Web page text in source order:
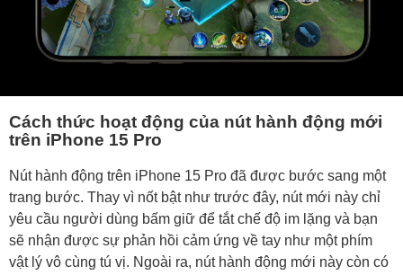
Cách thức hoạt động của nút hành động mới
trên iPhone 15 Pro
Nút hành động trên iPhone 15 Pro đã được bước sang một
trang bước. Thay vì nốt bật như trước đây, nút mới này chỉ
yêu cầu người dùng bấm giữ để tắt chế độ im lặng và bạn
sẽ nhận được sự phản hồi cảm ứng về tay như một phím
vật lý vô cùng tú vị. Ngoài ra, nút hành động mới này còn có